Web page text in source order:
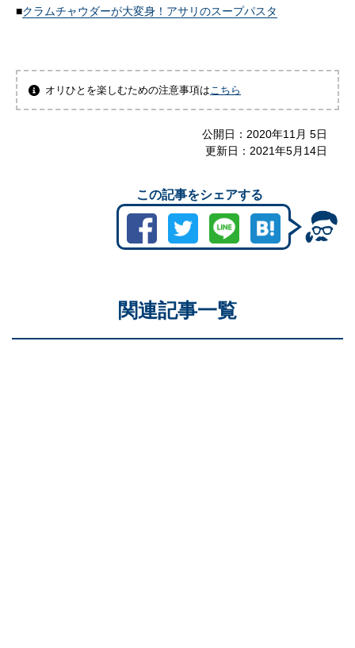
クラムチャウダーが大変身！アサリのスープパスタ
オリひとを楽しむための注意事項はこちら
公開日： 2020年11月 5日
更新日： 2021年5月14日
この記事をシェアする
関連記事一覧